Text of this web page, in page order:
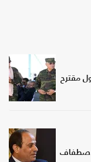
مقترح